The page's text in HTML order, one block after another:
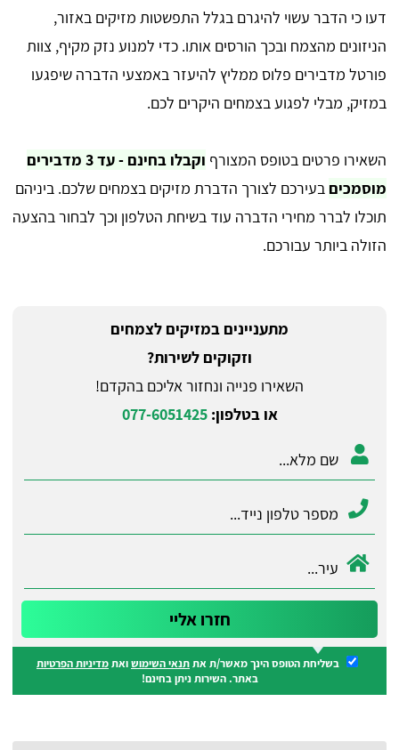
דעו כי הדבר עשוי להיגרם בגלל התפשטות מזיקים באזור,
הניזונים מהצמח ובכך הורסים אותו. כדי למנוע נזק מקיף, צוות
פורטל מדבירים פלוס ממליץ להיעזר באמצעי הדברה שיפגעו
במזיק, מבלי לפגוע בצמחים היקרים לכם.
השאירו פרטים בטופס המצורף
וקבלו בחינם - עד 3 מדבירים
מוסמכים בעירכם לצורך הדברת מזיקים בצמחים שלכם. ביניהם
תוכלו לברר מחירי הדברה עוד בשיחת הטלפון וכך לבחור בהצעה
הזולה ביותר עבורכם.
מתעניינים במזיקים לצמחים
וזקוקים לשירות?
השאירו פנייה ונחזור אליכם בהקדם!
או בטלפון:077-6051425
בשליחת הטופס הינך מאשר/ת אתתנאי השימושואתמדיניות הפרטיות
באתר. השירות ניתן בחינם!